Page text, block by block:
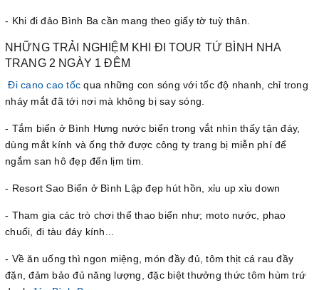
- Khi đi đảo Bình Ba cần mang theo giấy tờ tuỳ thân.
NHỮNG TRẢI NGHIỆM KHI ĐI TOUR TỨ BÌNH NHA
TRANG 2 NGÀY 1 ĐÊM
Đi cano cao tốc qua những con sóng với tốc độ nhanh, chỉ trong
nháy mắt đã tới nơi mà không bị say sóng.
- Tắm biển ở Bình Hưng nước biển trong vắt nhìn thấy tận đáy,
dùng mắt kính và ống thở được công ty trang bị miễn phí để
ngắm san hô đẹp đến lịm tim.
- Resort Sao Biển ở Bình Lập đẹp hút hồn, xỉu up xỉu down
- Tham gia các trò chơi thể thao biển như; moto nước, phao
chuối, đi tàu đáy kính...
- Về ăn uống thì ngon miệng, món đầy đủ, tôm thịt cá rau đầy
đặn, đảm bảo đủ năng lượng, đặc biệt thưởng thức tôm hùm trứ